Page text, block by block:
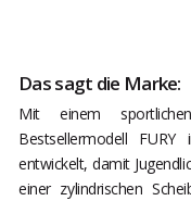
Das sagt die Marke:
Mit einem
Bestsellermodell
entwickelt, damit
einer zylindrischen